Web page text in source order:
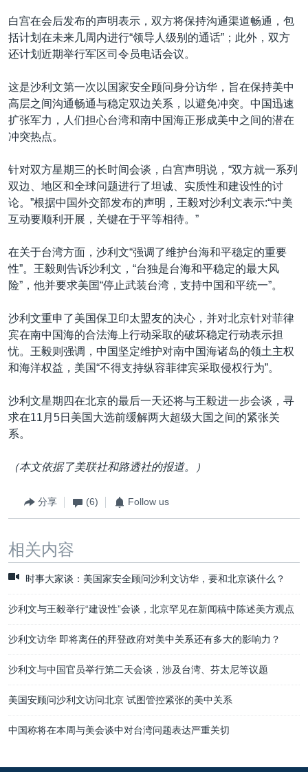
白宫在会后发布的声明表示，双方将保持沟通渠道畅通，包
括计划在未来几周内进行“领导人级别的通话”；此外，双方
还计划近期举行军区司令员电话会议。
这是沙利文第一次以国家安全顾问身分访华，旨在保持美中
高层之间沟通畅通与稳定双边关系，以避免冲突。中国迅速
扩张军力，人们担心台湾和南中国海正形成美中之间的潜在
冲突热点。
针对双方星期三的长时间会谈，白宫声明说，“双方就一系列
双边、地区和全球问题进行了坦诚、实质性和建设性的讨
论。”根据中国外交部发布的声明，王毅对沙利文表示:“中美
互动要顺利开展，关键在于平等相待。”
在关于台湾方面，沙利文“强调了维护台海和平稳定的重要
性”。王毅则告诉沙利文，“台独是台海和平稳定的最大风
险”，他并要求美国“停止武装台湾，支持中国和平统一”。
沙利文重申了美国保卫印太盟友的决心，并对北京针对菲律
宾在南中国海的合法海上行动采取的破坏稳定行动表示担
忧。王毅则强调，中国坚定维护对南中国海诸岛的领土主权
和海洋权益，美国“不得支持纵容菲律宾采取侵权行为”。
沙利文星期四在北京的最后一天还将与王毅进一步会谈，寻
求在11月5日美国大选前缓解两大超级大国之间的紧张关
系。
（本文依据了美联社和路透社的报道。）
分享 (6) Follow us
相关内容
时事大家谈：美国家安全顾问沙利文访华，要和北京谈什么？
沙利文与王毅举行“建设性”会谈，北京罕见在新闻稿中陈述美方观点
沙利文访华 即将离任的拜登政府对美中关系还有多大的影响力？
沙利文与中国官员举行第二天会谈，涉及台湾、芬太尼等议题
美国安顾问沙利文访问北京 试图管控紧张的美中关系
中国称将在本周与美会谈中对台湾问题表达严重关切